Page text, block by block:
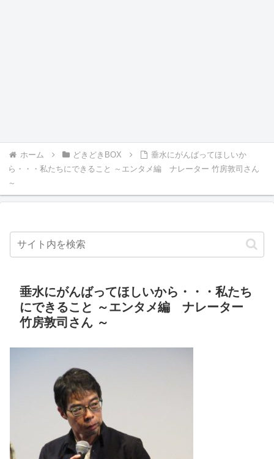
ホーム どきどきBOX
垂水にがんばってほしいか
ら・・・私たちにできること ～エンタメ編 ナレーター 竹房敦司さん
～
垂水にがんばってほしいから・・・私たち
にできること ～エンタメ編 ナレーター
竹房敦司さん ～